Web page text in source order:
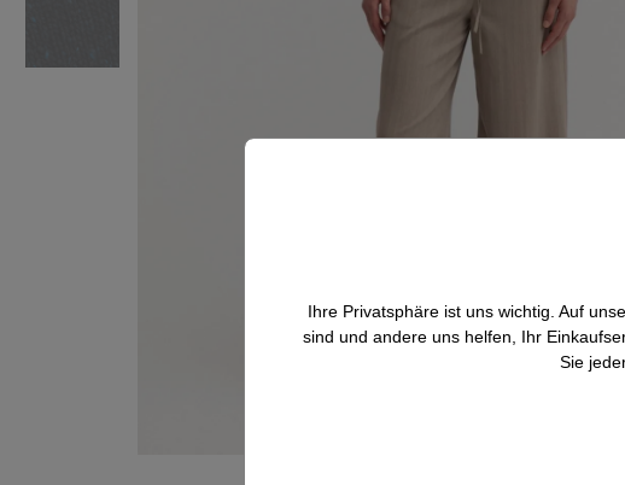
Ihre Privatsphäre ist uns wichtig. Auf
sind und andere uns helfen, Ihr
Sie